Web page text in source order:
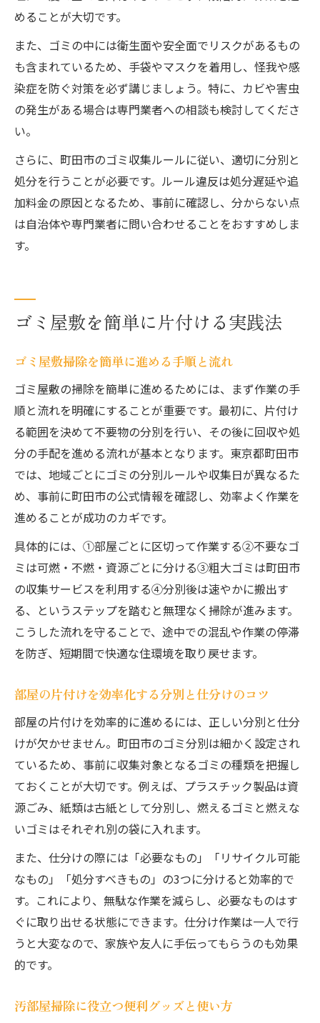
めることが大切です。
また、ゴミの中には衛生面や安全面でリスクがあるもの
も含まれているため、手袋やマスクを着用し、怪我や感
染症を防ぐ対策を必ず講じましょう。特に、カビや害虫
の発生がある場合は専門業者への相談も検討してくださ
い。
さらに、町田市のゴミ収集ルールに従い、適切に分別と
処分を行うことが必要です。ルール違反は処分遅延や追
加料金の原因となるため、事前に確認し、分からない点
は自治体や専門業者に問い合わせることをおすすめしま
す。
ゴミ屋敷を簡単に片付ける実践法
ゴミ屋敷掃除を簡単に進める手順と流れ
ゴミ屋敷の掃除を簡単に進めるためには、まず作業の手
順と流れを明確にすることが重要です。最初に、片付け
る範囲を決めて不要物の分別を行い、その後に回収や処
分の手配を進める流れが基本となります。東京都町田市
では、地域ごとにゴミの分別ルールや収集日が異なるた
め、事前に町田市の公式情報を確認し、効率よく作業を
進めることが成功のカギです。
具体的には、①部屋ごとに区切って作業する②不要なゴ
ミは可燃・不燃・資源ごとに分ける③粗大ゴミは町田市
の収集サービスを利用する④分別後は速やかに搬出す
る、というステップを踏むと無理なく掃除が進みます。
こうした流れを守ることで、途中での混乱や作業の停滞
を防ぎ、短期間で快適な住環境を取り戻せます。
部屋の片付けを効率化する分別と仕分けのコツ
部屋の片付けを効率的に進めるには、正しい分別と仕分
けが欠かせません。町田市のゴミ分別は細かく設定され
ているため、事前に収集対象となるゴミの種類を把握し
ておくことが大切です。例えば、プラスチック製品は資
源ごみ、紙類は古紙として分別し、燃えるゴミと燃えな
いゴミはそれぞれ別の袋に入れます。
また、仕分けの際には「必要なもの」「リサイクル可能
なもの」「処分すべきもの」の3つに分けると効率的で
す。これにより、無駄な作業を減らし、必要なものはす
ぐに取り出せる状態にできます。仕分け作業は一人で行
うと大変なので、家族や友人に手伝ってもらうのも効果
的です。
汚部屋掃除に役立つ便利グッズと使い方